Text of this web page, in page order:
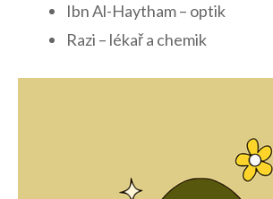
Ibn‍ Al-Haytham – optik
Razi – lékař ​a chemik